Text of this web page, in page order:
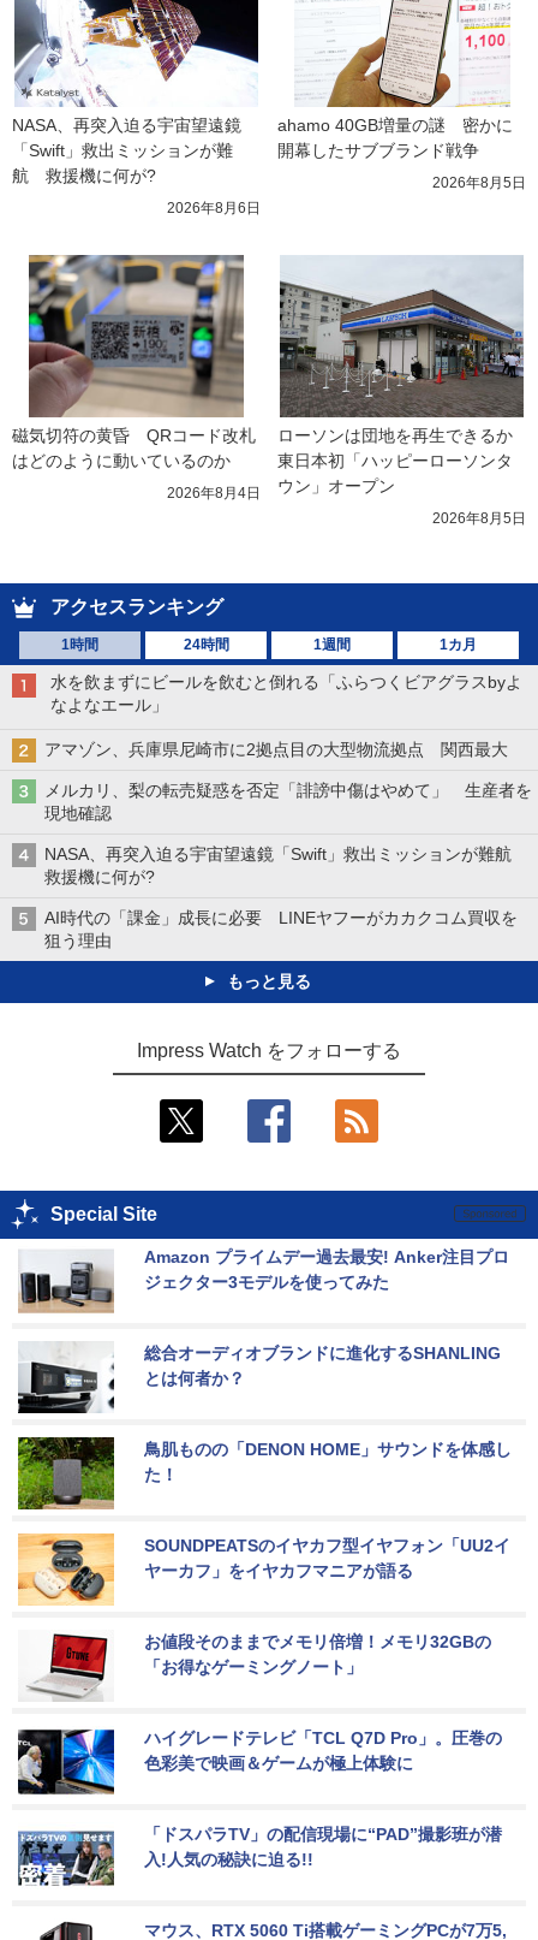
NASA、再突入迫る宇宙望遠鏡
「Swift」救出ミッションが難
航　救援機に何が?
2026年8月6日
ahamo 40GB増量の謎　密かに
開幕したサブブランド戦争
2026年8月5日
磁気切符の黄昏　QRコード改札
はどのように動いているのか
2026年8月4日
ローソンは団地を再生できるか
東日本初「ハッピーローソンタ
ウン」オープン
2026年8月5日
アクセスランキング
1時間 24時間 1週間 1カ月
水を飲まずにビールを飲むと倒れる「ふらつくビアグラスbyよ
なよなエール」
アマゾン、兵庫県尼崎市に2拠点目の大型物流拠点 関西最大
メルカリ、梨の転売疑惑を否定「誹謗中傷はやめて」 生産者を
現地確認
NASA、再突入迫る宇宙望遠鏡「Swift」救出ミッションが難航
救援機に何が?
AI時代の「課金」成長に必要 LINEヤフーがカカクコム買収を
狙う理由
もっと見る
Impress Watch をフォローする
Special Site
Amazon プライムデー過去最安! Anker注目プロ
ジェクター3モデルを使ってみた
総合オーディオブランドに進化するSHANLING
とは何者か？
鳥肌ものの「DENON HOME」サウンドを体感し
た！
SOUNDPEATSのイヤカフ型イヤフォン「UU2イ
ヤーカフ」をイヤカフマニアが語る
お値段そのままでメモリ倍増！メモリ32GBの
「お得なゲーミングノート」
ハイグレードテレビ「TCL Q7D Pro」。圧巻の
色彩美で映画＆ゲームが極上体験に
「ドスパラTV」の配信現場に“PAD”撮影班が潜
入!人気の秘訣に迫る!!
マウス、RTX 5060 Ti搭載ゲーミングPCが7万5,